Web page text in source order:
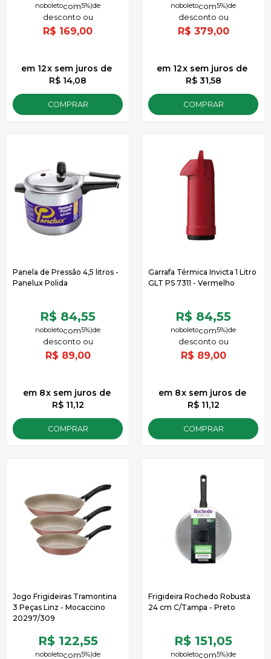
de
5%)
noboleto
R$ 169,00
12x
de
R$ 14,08
sem juros
COMPRAR
de
5%)
noboleto
R$ 379,00
12x
de
R$ 31,58
sem juros
COMPRAR
Panela de Pressão 4,5 litros -
Panelux Polida
R$ 84,55
de
5%)
noboleto
R$ 89,00
8x
de
R$ 11,12
sem juros
COMPRAR
Garrafa Térmica Invicta 1 Litro
GLT PS 7311 - Vermelho
R$ 84,55
de
5%)
noboleto
R$ 89,00
8x
de
R$ 11,12
sem juros
COMPRAR
Jogo Frigideiras Tramontina
3 Peças Linz - Mocaccino
20297/309
R$ 122,55
de
5%)
noboleto
Frigideira Rochedo Robusta
24 cm C/Tampa - Preto
R$ 151,05
de
5%)
noboleto